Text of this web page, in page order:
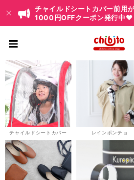
チャイルドシートカバー前用
1000円OFFクーポン発行中♥
チャイルドシートカバー レインポンチョ